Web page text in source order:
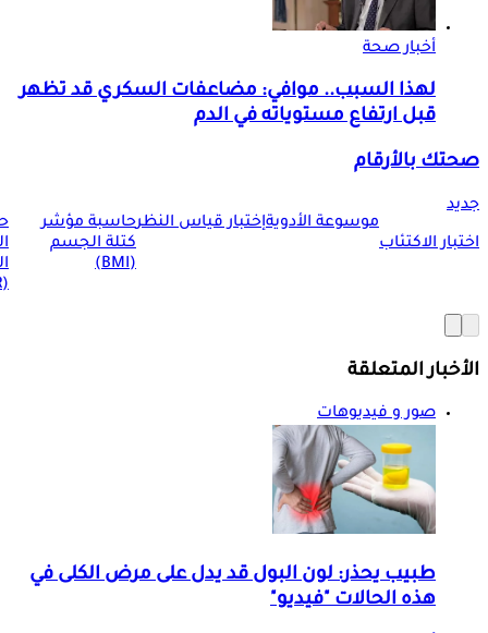
أخبار صحة
لهذا السبب.. موافي: مضاعفات السكري قد تظهر
قبل ارتفاع مستوياته في الدم
صحتك بالأرقام
جديد
اختبار الاكتئاب
موسوعة الأدويةإختبار قياس النظرحاسبة مؤشر
كتلة الجسم
(BMI)
(BMR)
الأخبار المتعلقة
صور و فيديوهات
طبيب يحذر: لون البول قد يدل على مرض الكلى في
هذه الحالات "فيديو"